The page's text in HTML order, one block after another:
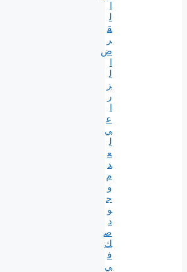
ل
ق
ر
ض
ل
ز
ر
ع
ي
ل
ع
د
م
و
ج
و
د
ص
ك
ف
ي